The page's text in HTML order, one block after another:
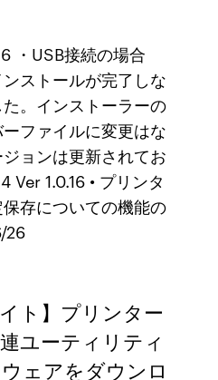
・USB接続の場合
ストールが完了しな
。インストーラーの
ファイルに変更はな
ョンは更新されてお
Ver 1.0.16 • プリンタ
存についての機能の
26
ト】プリンター
ユーティリティ
ェアをダウンロ